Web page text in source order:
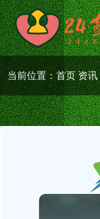
当前位置：首页资讯